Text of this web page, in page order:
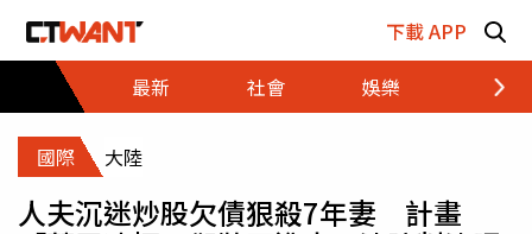
下載 APP
最新
社會 娛樂 財經
國際 大陸
人夫沉迷炒股欠債狠殺7年妻 計畫